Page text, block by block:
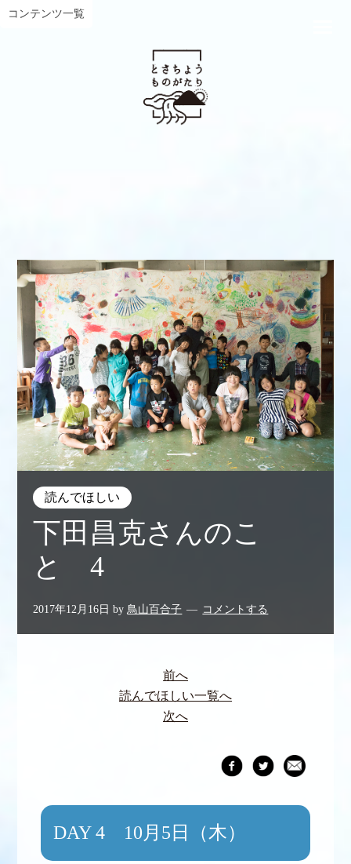
コンテンツ一覧
読んでほしい
下田昌克さんのこ
と 4
2017年12月16日 by 鳥山百合子 コメントする
前へ
読んでほしい一覧へ
次へ
DAY 4 10月5日（木）